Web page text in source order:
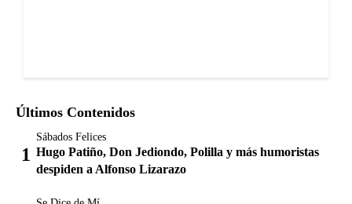
Últimos Contenidos
Sábados Felices
Hugo Patiño, Don Jediondo, Polilla y más humoristas
despiden a Alfonso Lizarazo